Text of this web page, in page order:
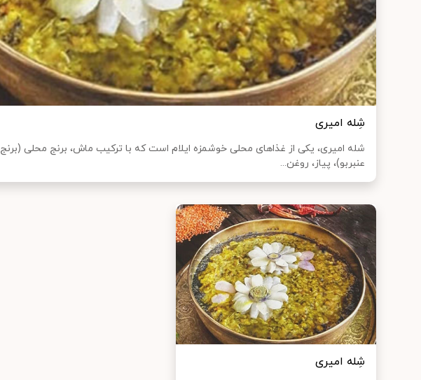
شِله امیری
شله امیری، یکی از غذا‌های محلی خوشمزه ایلام است که با ترکیب ماش، برنج محلی (برنج
عنبربو)، پیاز، روغن...
شِله امیری